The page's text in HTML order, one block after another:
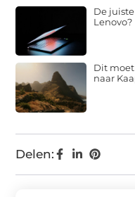
Delen:
De
Lenovo?
Dit
naar